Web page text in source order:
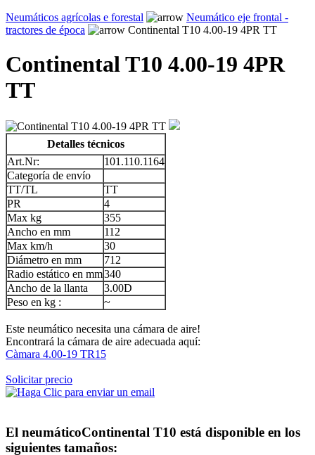
Neumáticos agrícolas e forestal
Neumático eje frontal -
tractores de época
Continental T10 4.00-19 4PR TT
Continental T10 4.00-19 4PR
TT
Detalles técnicos
Art.Nr:
101.110.1164
Categoría de envío
TT/TL
TT
PR
4
Max kg
355
Ancho en mm
112
Max km/h
30
Diámetro en mm
712
Radio estático en mm340
Ancho de la llanta
3.00D
Peso en kg :
~
Este neumático necesita una cámara de aire!
Encontrará la cámara de aire adecuada aquí:
Càmara 4.00-19 TR15
Solicitar precio
El neumáticoContinental T10 está disponible en los
siguientes tamaños: